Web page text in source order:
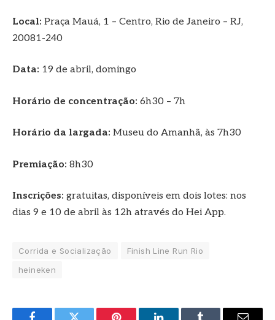
Local: Praça Mauá, 1 – Centro, Rio de Janeiro – RJ,
20081-240
Data: 19 de abril, domingo
Horário de concentração: 6h30 – 7h
Horário da largada: Museu do Amanhã, às 7h30
Premiação: 8h30
Inscrições: gratuitas, disponíveis em dois lotes: nos
dias 9 e 10 de abril às 12h através do Hei App.
Corrida e Socialização
Finish Line Run Rio
heineken